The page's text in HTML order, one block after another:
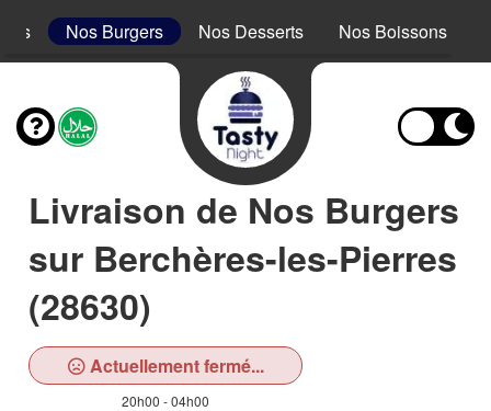
Nos Burgers Nos Desserts Nos Boissons
Livraison de Nos Burgers
sur Berchères-les-Pierres
(28630)
Actuellement fermé...
20h00 - 04h00